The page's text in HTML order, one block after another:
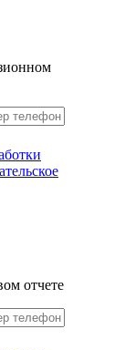
отчете